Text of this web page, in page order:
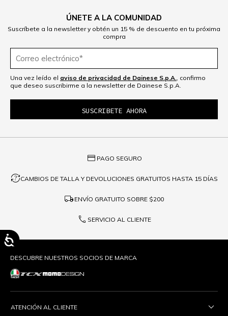
ÚNETE A LA COMUNIDAD
Suscríbete a la newsletter y obtén un 15 % de descuento en tu próxima
compra
Una vez leído el aviso de privacidad de Dainese S.p.A., confirmo
que deseo suscribirme a la newsletter de Dainese S.p.A.
credit_card PAGO SEGURO
question_exchangeCAMBIOS DE TALLA Y DEVOLUCIONES GRATUITOS HASTA 15 DÍAS
local_shipping ENVÍO GRATUITO SOBRE $200
phone SERVICIO AL CLIENTE
DESCUBRE NUESTROS SOCIOS DE MARCA
ATENCIÓN AL CLIENTE